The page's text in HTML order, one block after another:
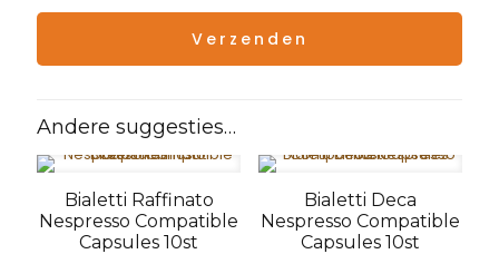
Andere suggesties…
Bialetti Raffinato
Nespresso Compatible
Capsules 10st
Bialetti Deca
Nespresso Compatible
Capsules 10st